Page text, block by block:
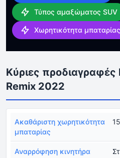
Τύπος αμαξώματος SUV
Χωρητικότητα
Κύριες
Remix 2022
Ακαθάριστη χωρητικότητα
μπαταρίας
Αναρρόφηση κινητήρα